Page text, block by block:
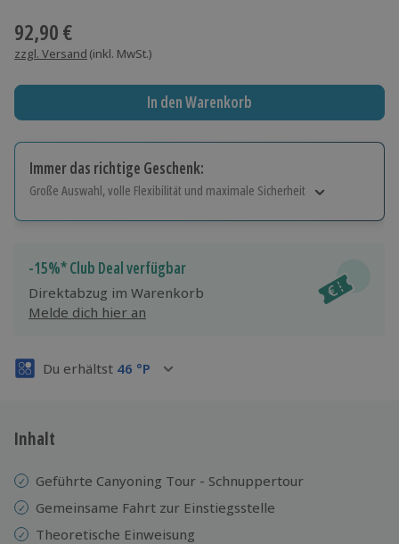
92,90 €
zzgl. Versand (inkl. MwSt.)
In den Warenkorb
Immer das richtige Geschenk:
Große Auswahl, volle Flexibilität und maximale Sicherheit
Jeder Gutschein für alle Erlebnisse einlösbar.
Maximale Sicherheit
3 Jahre gültig & verlängerbar.
-15%* Club Deal verfügbar
Direktabzug im Warenkorb
Melde dich hier an
Du erhältst 46 °P
Inhalt
Geführte Canyoning Tour - Schnuppertour
Gemeinsame Fahrt zur Einstiegsstelle
Theoretische Einweisung